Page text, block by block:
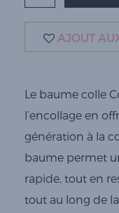
AJOUT
Le baume colle
l’encollage en
génération à la
baume permet
rapide, tout en
tout au long de